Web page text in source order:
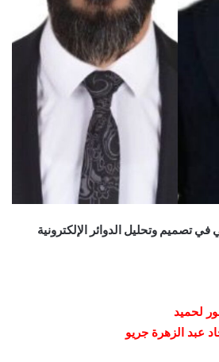
تصميم وتحليل الدوائر الإلكترونية
لحميد
عبد الزهرة جريو